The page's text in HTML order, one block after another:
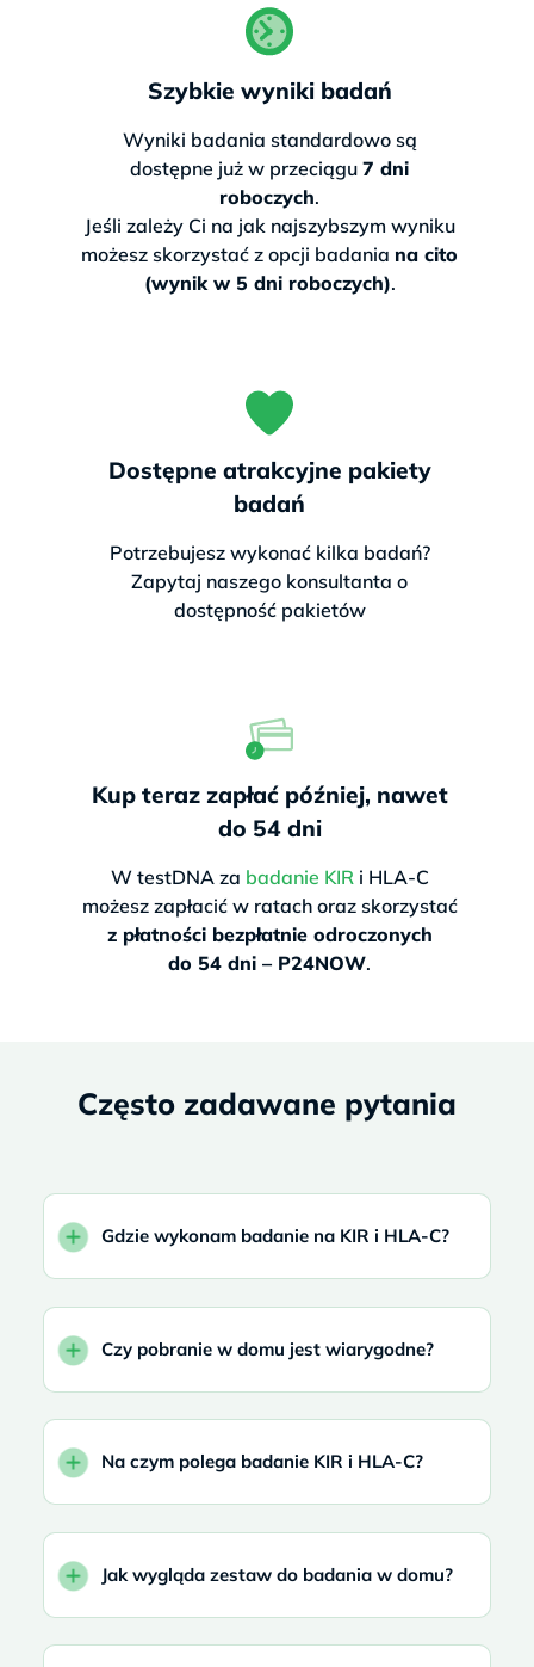
Szybkie wyniki badań
Wyniki badania standardowo są
dostępne już w przeciągu 7 dni
roboczych.
Jeśli zależy Ci na jak najszybszym wyniku
możesz skorzystać z opcji badania na cito
(wynik w 5 dni roboczych).
Dostępne atrakcyjne pakiety
badań
Potrzebujesz wykonać kilka badań?
Zapytaj naszego konsultanta o
dostępność pakietów
Kup teraz zapłać później, nawet
do 54 dni
W testDNA za badanie KIRi HLA-C
możesz zapłacić w ratach oraz skorzystać
z płatności bezpłatnie odroczonych
do 54 dni – P24NOW.
Często zadawane pytania
Gdzie wykonam badanie na KIR i HLA-C?
Czy pobranie w domu jest wiarygodne?
Na czym polega badanie KIR i HLA-C?
Jak wygląda zestaw do badania w domu?